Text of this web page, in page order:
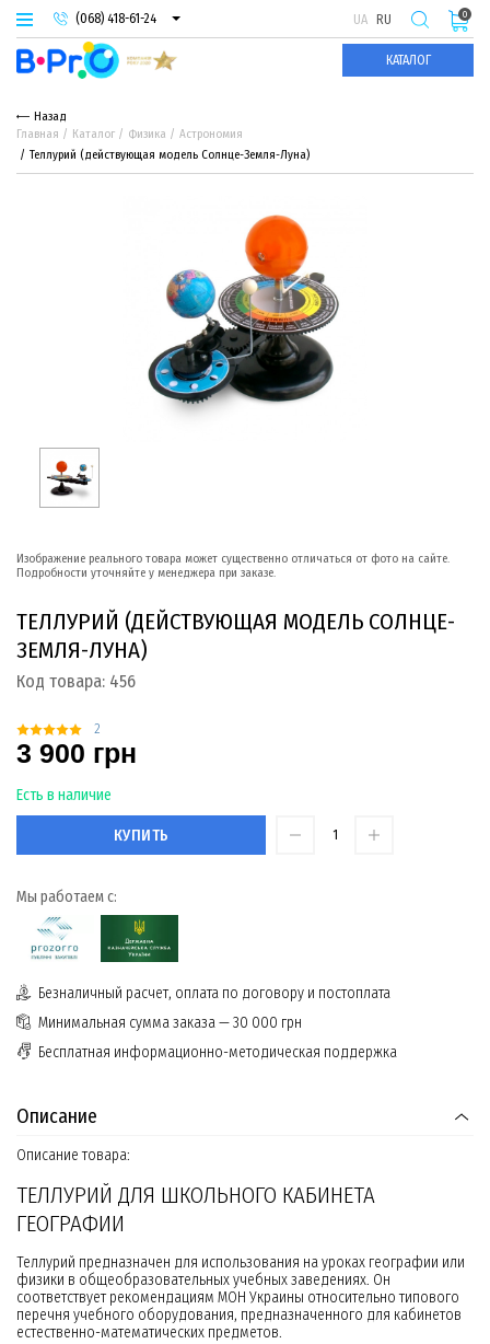
(068) 418-61-24
(093) 974-66-94
(095) 987-29-55
UA RU
КАТАЛОГ
0
Назад
Главная
Каталог Физика
Астрономия
Теллурий (действующая модель Солнце-Земля-Луна)
Изображение реального товара может существенно отличаться от фото на сайте.
Подробности уточняйте у менеджера при заказе.
ТЕЛЛУРИЙ (ДЕЙСТВУЮЩАЯ МОДЕЛЬ СОЛНЦЕ-
ЗЕМЛЯ-ЛУНА)
Код товара: 456
2
3 900 грн
Есть в наличие
КУПИТЬ
Мы работаем с:
Безналичный расчет, оплата по договору и постоплата
Минимальная сумма заказа — 30 000 грн
Бесплатная информационно-методическая поддержка
Описание
Описание товара:
ТЕЛЛУРИЙ ДЛЯ ШКОЛЬНОГО КАБИНЕТА
ГЕОГРАФИИ
Теллурий предназначен для использования на уроках географии или
физики в общеобразовательных учебных заведениях. Он
соответствует рекомендациям МОН Украины относительно типового
перечня учебного оборудования, предназначенного для кабинетов
естественно-математических предметов.